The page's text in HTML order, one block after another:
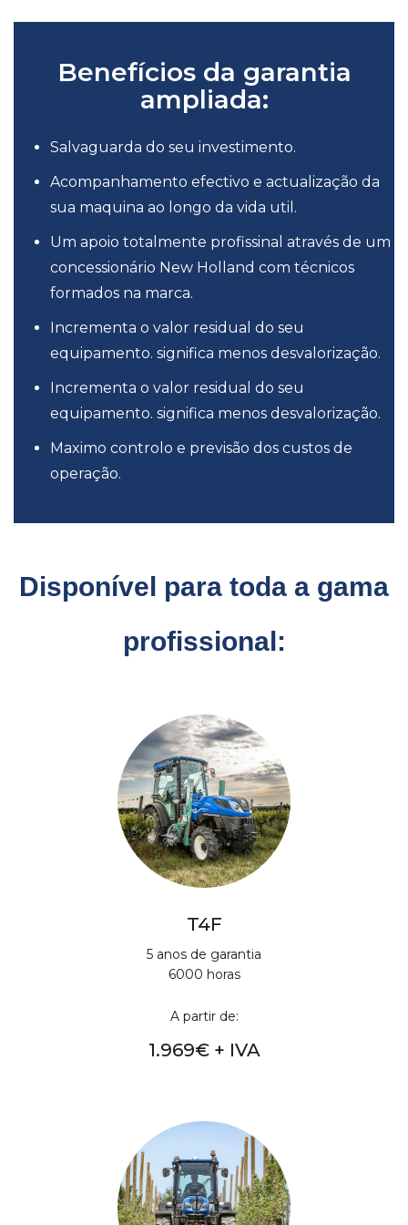
Benefícios da garantia
ampliada:
Salvaguarda do seu investimento.
Acompanhamento efectivo e actualização da
sua maquina ao longo da vida util.
Um apoio totalmente profissinal através de um
concessionário New Holland com técnicos
formados na marca.
Incrementa o valor residual do seu
equipamento. significa menos desvalorização.
Incrementa o valor residual do seu
equipamento. significa menos desvalorização.
Maximo controlo e previsão dos custos de
operação.
Disponível para toda a gama
profissional:
T4F
5 anos de garantia
6000 horas
A partir de:
1.969€ + IVA